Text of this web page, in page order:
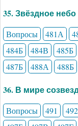
35. Звёздное небо
Вопросы 481А
484Б
484В 485Б
487Б
488А 488Б
36. В мире
Вопросы 491